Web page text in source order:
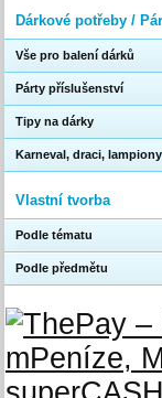
Dárkové potřeby /
Vše pro balení dárků
Párty příslušenství
Tipy na dárky
Karneval, draci, lampiony
Vlastní tvorba
Podle tématu
Podle předmětu